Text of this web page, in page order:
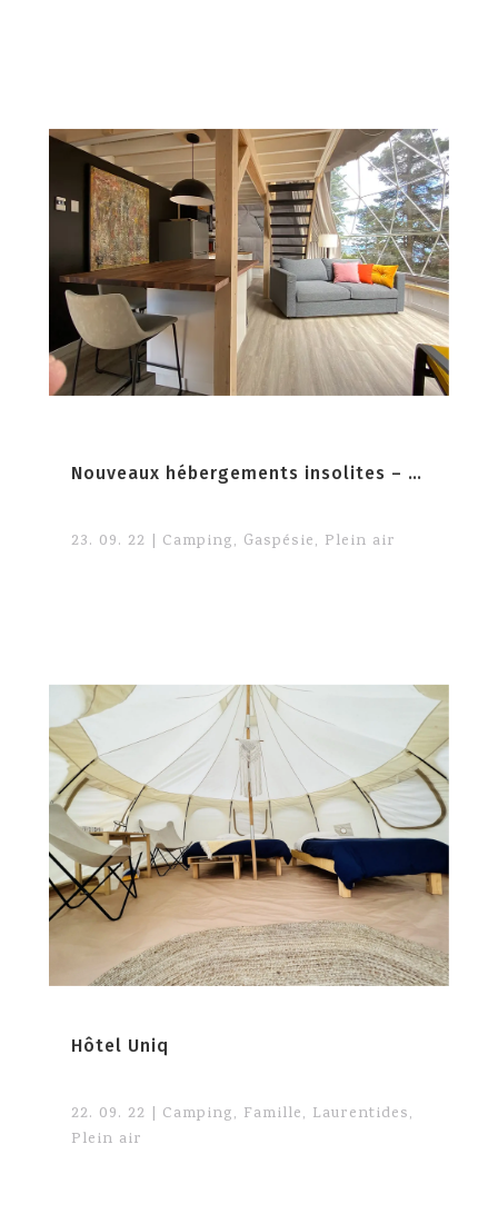
Nouveaux hébergements insolites – Gaspésie
23. 09. 22 Camping, Gaspésie, Plein air
Hôtel Uniq
22. 09. 22 | Camping, Famille, Laurentides,
Plein air